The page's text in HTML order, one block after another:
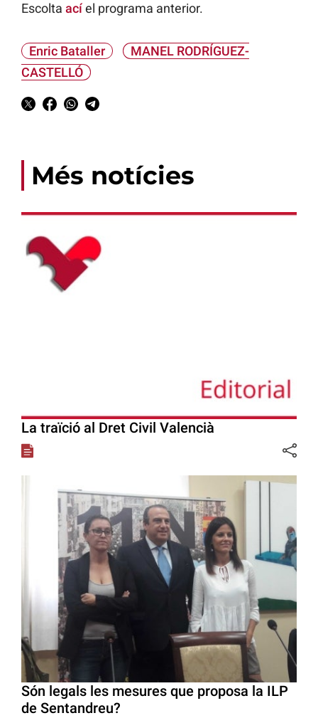
Escolta acíel programa anterior.
Enric Bataller
MANEL RODRÍGUEZ-
CASTELLÓ
Més notícies
La traïció al Dret Civil Valencià
Són legals les mesures que proposa la ILP
de Sentandreu?